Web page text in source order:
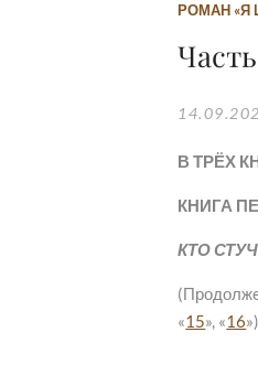
РОМАН «Я
Часть
В ТРЁХ
КНИГА
КТО
«15», «16»)